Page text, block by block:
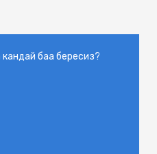
баа бересиз?